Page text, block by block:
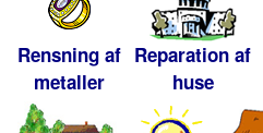
Rensning af
metaller
Reparation af
huse